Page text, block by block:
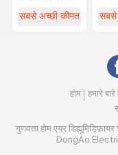
डेहुमिडिफायर
सबसे अच्छी कीमत सबसे
होम हमारे बारे
गुणवत्ता होम एयर डिह्यूमिडिफ़ायर
DongAo